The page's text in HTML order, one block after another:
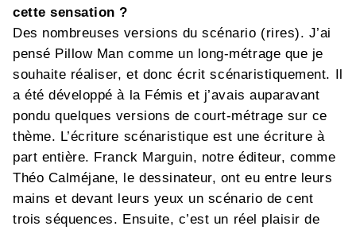
cette sensation ?
Des nombreuses versions du scénario (rires). J’ai
pensé Pillow Man comme un long-métrage que je
souhaite réaliser, et donc écrit scénaristiquement. Il
a été développé à la Fémis et j’avais auparavant
pondu quelques versions de court-métrage sur ce
thème. L’écriture scénaristique est une écriture à
part entière. Franck Marguin, notre éditeur, comme
Théo Calméjane, le dessinateur, ont eu entre leurs
mains et devant leurs yeux un scénario de cent
trois séquences. Ensuite, c’est un réel plaisir de